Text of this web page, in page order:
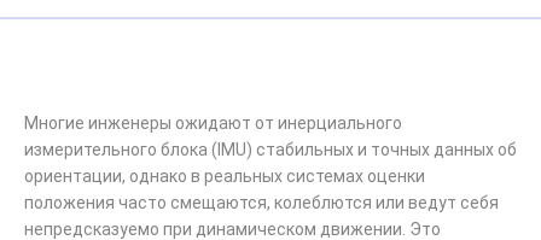
Многие инженеры ожидают от инерциального
измерительного блока (IMU) стабильных и точных данных об
ориентации, однако в реальных системах оценки
положения часто смещаются, колеблются или ведут себя
непредсказуемо при динамическом движении. Это